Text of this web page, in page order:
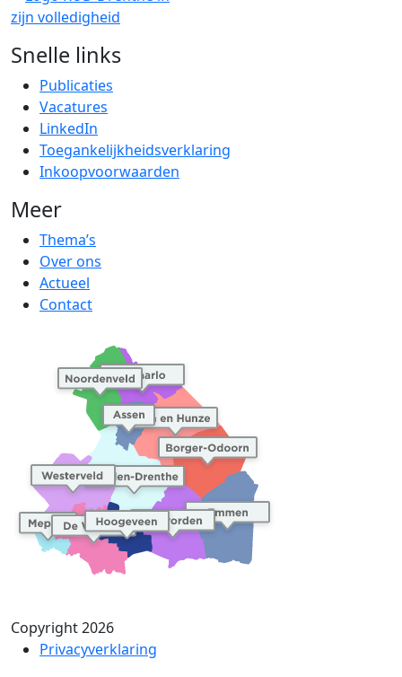
Snelle links
Publicaties
Vacatures
LinkedIn
Toegankelijkheidsverklaring
Inkoopvoorwaarden
Meer
Thema’s
Over ons
Actueel
Contact
Copyright 2026
Privacyverklaring